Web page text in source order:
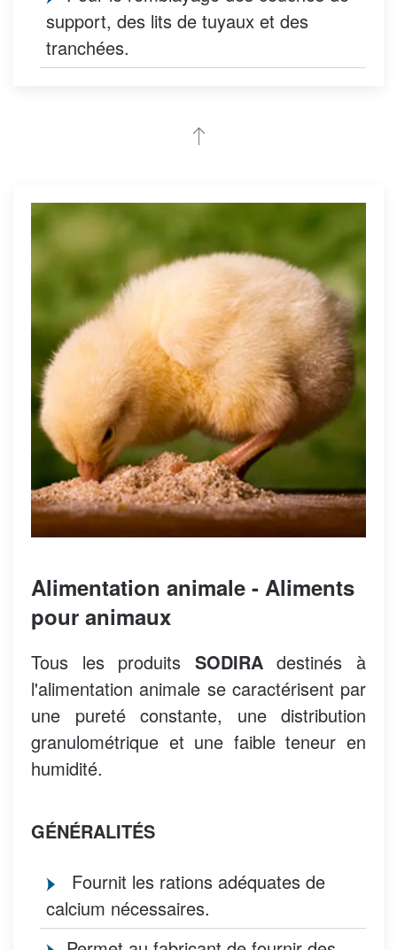
support, des lits de tuyaux et des
tranchées.
Alimentation animale - Aliments
pour animaux
Tous les produits SODIRAdestinés à
l'alimentation animale se caractérisent par
une pureté constante, une distribution
granulométrique et une faible teneur en
humidité.
GÉNÉRALITÉS
Fournit les rations adéquates de
calcium nécessaires.